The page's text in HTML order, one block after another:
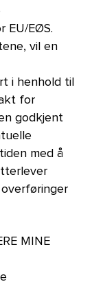
EU/EØS.
vil en
i henhold til
for
godkjent
med å
MINE